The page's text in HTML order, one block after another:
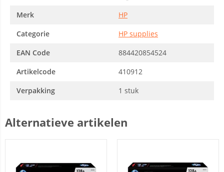
Merk
HP
Categorie
HP supplies
EAN Code
884420854524
Artikelcode
410912
Verpakking
1 stuk
Alternatieve artikelen